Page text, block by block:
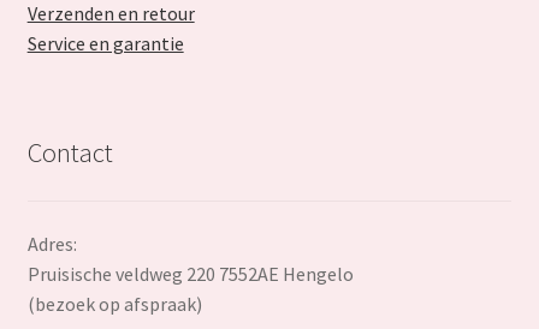
Verzenden en retour
Service en garantie
Contact
Adres:
Pruisische veldweg 220 7552AE Hengelo
(bezoek op afspraak)